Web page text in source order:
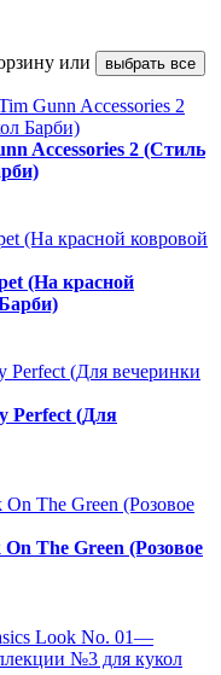
или выбрать все
Accessories 2 (Стиль
(На красной
Perfect (Для
The Green (Розовое